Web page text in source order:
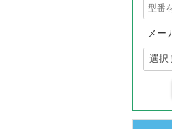
メー